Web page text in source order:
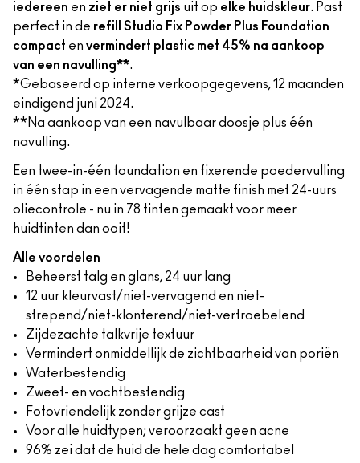
iedereen en ziet er niet grijs uit op elke huidskleur. Past
perfect in de refill Studio Fix Powder Plus Foundation
compact en vermindert plastic met 45% na aankoop
van een navulling**.
*Gebaseerd op interne verkoopgegevens, 12 maanden
eindigend juni 2024.
**Na aankoop van een navulbaar doosje plus één
navulling.
Een twee-in-één foundation en fixerende poedervulling
in één stap in een vervagende matte finish met 24-uurs
oliecontrole - nu in 78 tinten gemaakt voor meer
huidtinten dan ooit!
Alle voordelen
Beheerst talg en glans, 24 uur lang
12 uur kleurvast/niet-vervagend en niet-
strepend/niet-klonterend/niet-vertroebelend
Zijdezachte talkvrije textuur
Vermindert onmiddellijk de zichtbaarheid van poriën
Waterbestendig
Zweet- en vochtbestendig
Fotovriendelijk zonder grijze cast
Voor alle huidtypen; veroorzaakt geen acne
96% zei dat de huid de hele dag comfortabel